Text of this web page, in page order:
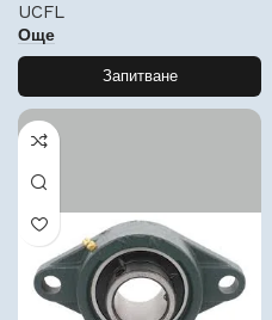
UCFL
Още
Запитване